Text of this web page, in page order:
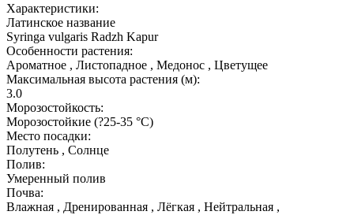
Характеристики:
Латинское название
Syringa vulgaris Radzh Kapur
Особенности растения:
Ароматное , Листопадное , Медонос , Цветущее
Максимальная высота растения (м):
3.0
Морозостойкость:
Морозостойкие (?25-35 °С)
Место посадки:
Полутень , Солнце
Полив:
Умеренный полив
Почва:
Влажная , Дренированная , Лёгкая , Нейтральная ,